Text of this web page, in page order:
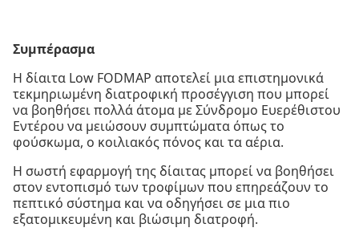
Συμπέρασμα
Η δίαιτα Low FODMAP αποτελεί μια επιστημονικά
τεκμηριωμένη διατροφική προσέγγιση που μπορεί
να βοηθήσει πολλά άτομα με Σύνδρομο Ευερέθιστου
Εντέρου να μειώσουν συμπτώματα όπως το
φούσκωμα, ο κοιλιακός πόνος και τα αέρια.
Η σωστή εφαρμογή της δίαιτας μπορεί να βοηθήσει
στον εντοπισμό των τροφίμων που επηρεάζουν το
πεπτικό σύστημα και να οδηγήσει σε μια πιο
εξατομικευμένη και βιώσιμη διατροφή.